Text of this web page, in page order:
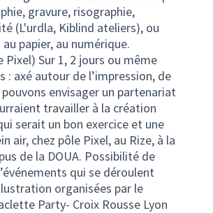
gravure, risographie,
(L'urdla, Kiblind ateliers), ou
papier, au numérique.
Pixel) Sur 1, 2 jours ou même
axé autour de l’impression, de
envisager un partenariat
travailler à la création
serait un bon exercice et une
air, chez pôle Pixel, au Rize, à la
de la DOUA. Possibilité de
qui se déroulent
organisées par le
Party- Croix Rousse Lyon